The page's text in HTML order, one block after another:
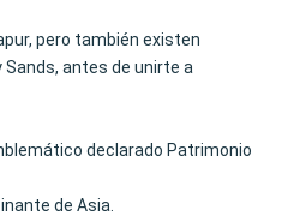
pero también existen
antes de unirte a
declarado Patrimonio
de Asia.